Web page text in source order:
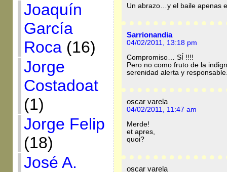
Joaquín
García
Roca(16)
Jorge
Costadoat
(1)
Jorge Felip
(18)
José A.
Un abrazo…y el baile apenas
Sarrionandia
04/02/2011, 13:18 pm
Compromiso… SÍ !!!!
Pero no como fruto de la
serenidad alerta y
oscar varela
04/02/2011, 11:47 am
Merde!
et apres,
quoi?
oscar varela